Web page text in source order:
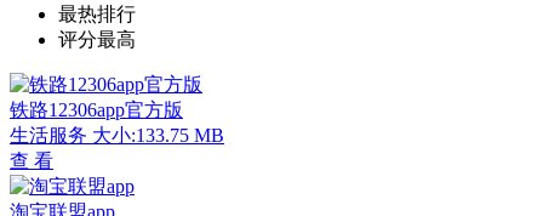
最热排行
评分最高
铁路12306app官方版
生活服务 大小:133.75 MB
查 看
淘宝联盟app